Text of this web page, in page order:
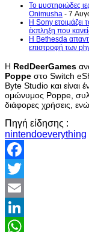
Το μυστηριώδες
Onimusha - 7
Η Sony ετοιμάζει
έκπληξη που
Η Bethesda
επιστροφή των
H RedDeerGames
Poppe στο Switch
Byte Studio και είναι
ομώνυμος Poppe,
διάφορες χρήσεις,
Πηγή είδησης :
nintendoeverything
Facebook
Twitter
Email
LinkedIn